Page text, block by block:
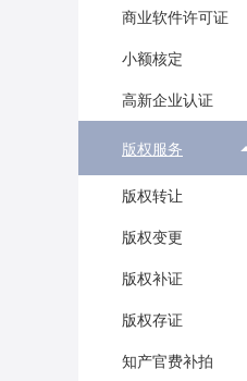
商业软件许可证
小额核定
高新企业认证
版权服务
版权转让
版权变更
版权补证
版权存证
知产官费补拍